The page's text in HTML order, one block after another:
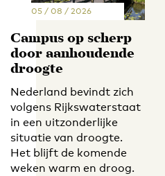
05 / 08 / 2026
Campus op scherp
door aanhoudende
droogte
Nederland bevindt zich
volgens Rijkswaterstaat
in een uitzonderlijke
situatie van droogte.
Het blijft de komende
weken warm en droog.